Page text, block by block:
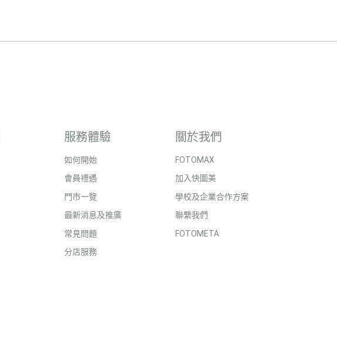
服務體驗
如何開始
會員禮遇
門市一覽
最新消息及推廣
常見問題
分店服務
關於我們
FOTOMAX
加入快圖美
學校及企業合作方案
聯繫我們
FOTOMETA